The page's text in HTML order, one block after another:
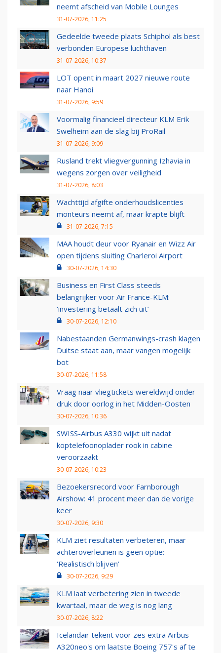
neemt afscheid van Mobile Lounges
31-07-2026, 11:25
Gedeelde tweede plaats Schiphol als best
verbonden Europese luchthaven
31-07-2026, 10:37
LOT opent in maart 2027 nieuwe route
naar Hanoi
31-07-2026, 9:59
Voormalig financieel directeur KLM Erik
Swelheim aan de slag bij ProRail
31-07-2026, 9:09
Rusland trekt vliegvergunning Izhavia in
wegens zorgen over veiligheid
31-07-2026, 8:03
Wachttijd afgifte onderhoudslicenties
monteurs neemt af, maar krapte blijft
31-07-2026, 7:15
MAA houdt deur voor Ryanair en Wizz Air
open tijdens sluiting Charleroi Airport
30-07-2026, 14:30
Business en First Class steeds
belangrijker voor Air France-KLM:
‘investering betaalt zich uit’
30-07-2026, 12:10
Nabestaanden Germanwings-crash klagen
Duitse staat aan, maar vangen mogelijk
bot
30-07-2026, 11:58
Vraag naar vliegtickets wereldwijd onder
druk door oorlog in het Midden-Oosten
30-07-2026, 10:36
SWISS-Airbus A330 wijkt uit nadat
koptelefoonoplader rook in cabine
veroorzaakt
30-07-2026, 10:23
Bezoekersrecord voor Farnborough
Airshow: 41 procent meer dan de vorige
keer
30-07-2026, 9:30
KLM ziet resultaten verbeteren, maar
achteroverleunen is geen optie:
‘Realistisch blijven’
30-07-2026, 9:29
KLM laat verbetering zien in tweede
kwartaal, maar de weg is nog lang
30-07-2026, 8:22
Icelandair tekent voor zes extra Airbus
A320neo's om laatste Boeing 757's af te